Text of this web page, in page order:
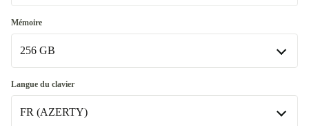
8.0 GB
16.0 GB +100,00 €
Mémoire
256 GB
256 GB
512 GB +84,01 €
Langue du clavier
FR (AZERTY)